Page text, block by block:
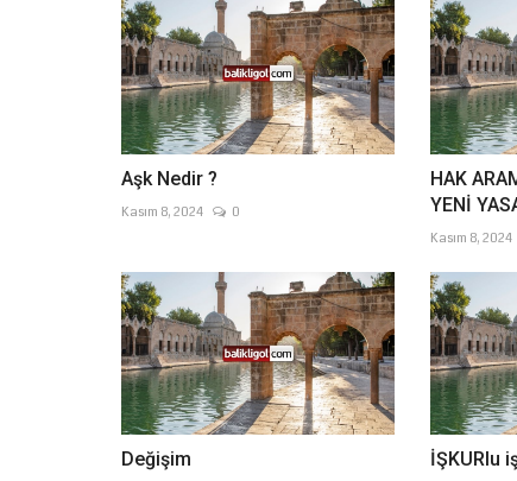
Aşk Nedir ?
Kasım 8, 2024 0
HAK
YENİ
Kasım 8, 2024
Değişim İŞKURlu